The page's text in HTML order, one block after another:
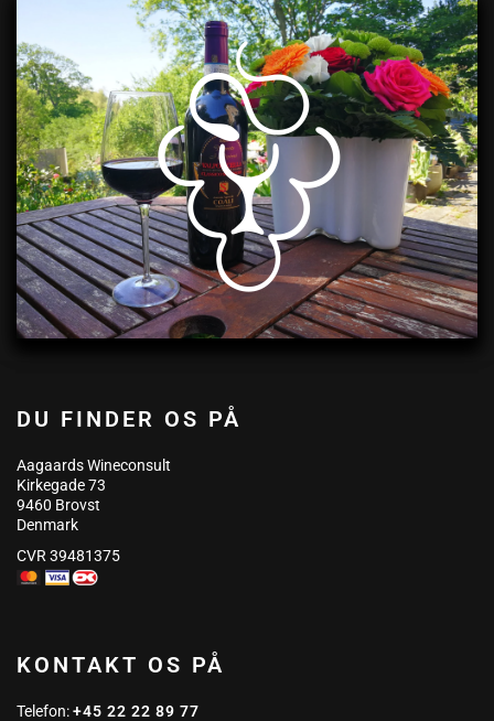
DU FINDER OS PÅ
Aagaards Wineconsult
Kirkegade 73
9460 Brovst
Denmark
CVR 39481375
KONTAKT OS PÅ
Telefon:+45 22 22 89 77